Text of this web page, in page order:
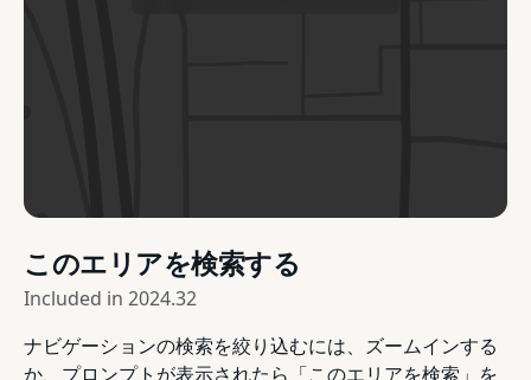
このエリアを検索する
Included in 2024.32
ナビゲーションの検索を絞り込むには、ズームインする
か、プロンプトが表示されたら「このエリアを検索」を